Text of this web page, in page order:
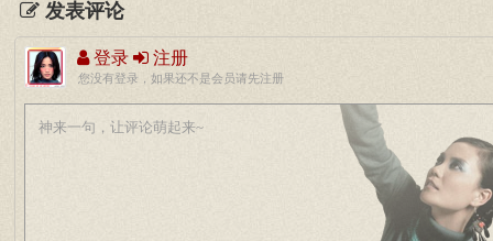
发表评论
登录 注册
您没有登录，如果还不是会员请先注册